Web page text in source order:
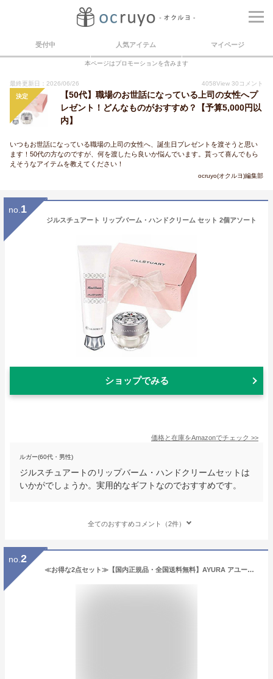
受付中 人気アイテム マイページ
本ページはプロモーションを含みます
最終更新日：2026/06/26 4058View 30 コメント
決定
【50代】職場のお世話になっている上司の女性へプ
レゼント！どんなものがおすすめ？【予算5,000円以
内】
いつもお世話になっている職場の上司の女性へ、誕生日プレゼントを渡そうと思い
ます！50代の方なのですが、何を渡したら良いか悩んでいます。貰って喜んでもら
えそうなアイテムを教えてください！
ocruyo(オクルヨ)編集部
no. 1
ジルスチュアート リップバーム・ハンドクリーム セット 2個アソート
ショップでみる
価格と在庫をAmazonでチェック >>
ルガー(60代・男性)
ジルスチュアートのリップバーム・ハンドクリームセットは
いかがでしょうか。実用的なギフトなのでおすすめです。
全てのおすすめコメント（2件）
no. 2
≪お得な2点セット≫【国内正規品・全国送料無料】AYURA アユーラ 入浴剤2種セット (メディテーションバスt+ナイトリートバス) 浴用化粧料 各300mL